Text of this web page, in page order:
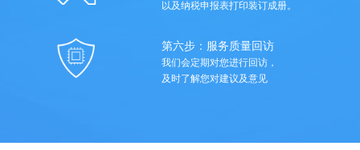
以及纳税申报表打印装订成册。
第六步：服务质量回访
我们会定期对您进行回访，
及时了解您对建议及意见